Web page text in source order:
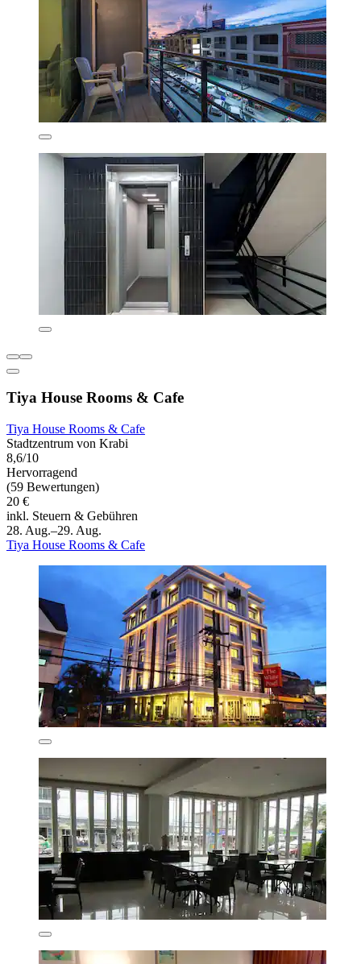
Tiya House Rooms & Cafe
Tiya House Rooms & Cafe
Stadtzentrum von Krabi
8,6/10
Hervorragend
(59 Bewertungen)
20 €
inkl. Steuern & Gebühren
28. Aug.–29. Aug.
Tiya House Rooms & Cafe